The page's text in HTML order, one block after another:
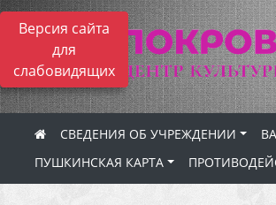
Версия сайта
для
слабовидящих
СВЕДЕНИЯ ОБ УЧРЕЖДЕНИИ
ПУШКИНСКАЯ КАРТА